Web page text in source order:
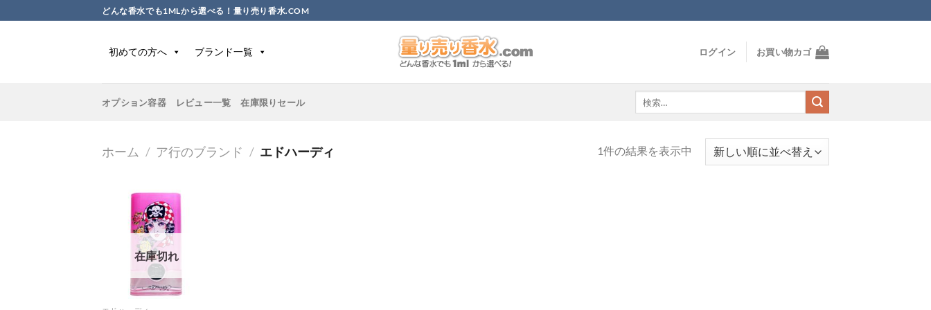
to
どんな香水でも1MLから選べる！量り売り香水.COM
初めての方へ ブランド一覧 ログイン お買い物カゴ
オプション容器 レビュー一覧 在庫限りセール
ホーム / ア行のブランド / エドハーディ 1件の結果を表示中
在庫切れ